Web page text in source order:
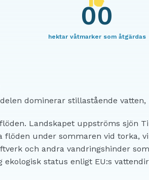
00
hektar våtmarker som åtgärdas
dominerar stillastående
Landskapet uppströms sjön
under sommaren vid torka,
och andra vandringshinder
status enligt EU:s